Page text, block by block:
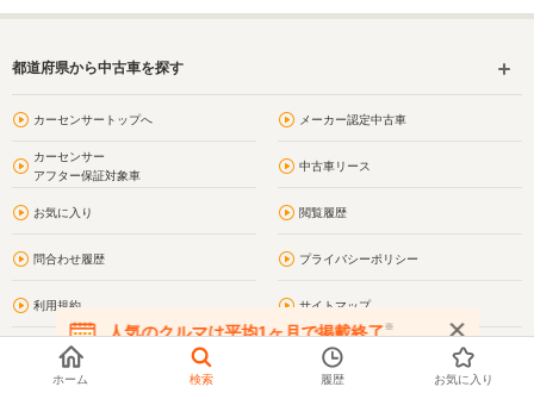
都道府県から中古車を探す
カーセンサートップへ メーカー認定中古車
カーセンサー
アフター保証対象車
中古車リース
お気に入り 閲覧履歴
問合わせ履歴 プライバシーポリシー
利用規約 サイトマップ
お問い合わせ 東京の街情報
人気のクルマは平均1ヶ月で掲載終了※
在庫が無くなる前にお問い合わせください
ホーム 検索 履歴 お気に入り